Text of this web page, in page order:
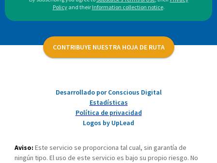
Policy and their Information collection notice.
CONTRIBUYE NUESTRA HOJA DE RUTA
Desarrollado por Conscious Digital
Estadísticas
Política de privacidad
Logos by UpLead
Aviso: Este servicio se proporciona tal cual, sin garantía de
ningún tipo. El uso de este servicio es bajo su propio riesgo. No